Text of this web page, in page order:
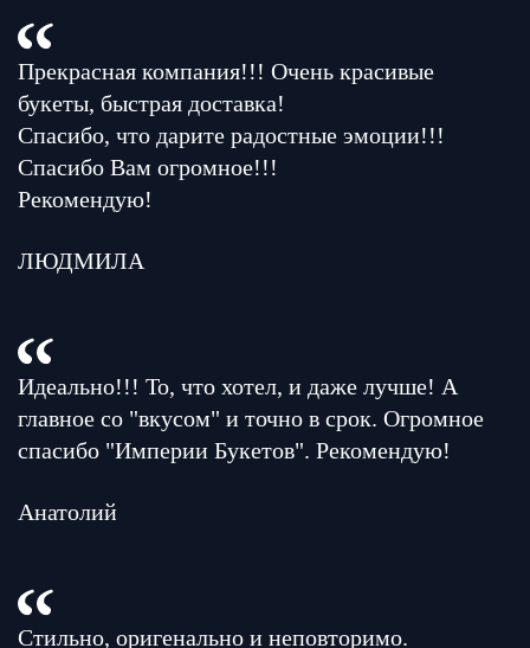
Прекрасная компания!!! Очень красивые
букеты, быстрая доставка!
Спасибо, что дарите радостные эмоции!!!
Спасибо Вам огромное!!!
Рекомендую!
ЛЮДМИЛА
Идеально!!! То, что хотел, и даже лучше! А
главное со "вкусом" и точно в срок. Огромное
спасибо "Империи Букетов". Рекомендую!
Анатолий
Стильно, оригенально и неповторимо.